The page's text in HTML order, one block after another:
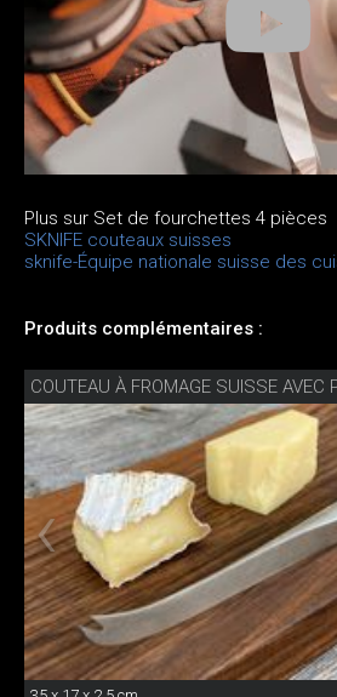
Plus sur Set de fourchettes 4 pièces
SKNIFE couteaux suisses
sknife-Équipe nationale suisse des
Produits complémentaires :